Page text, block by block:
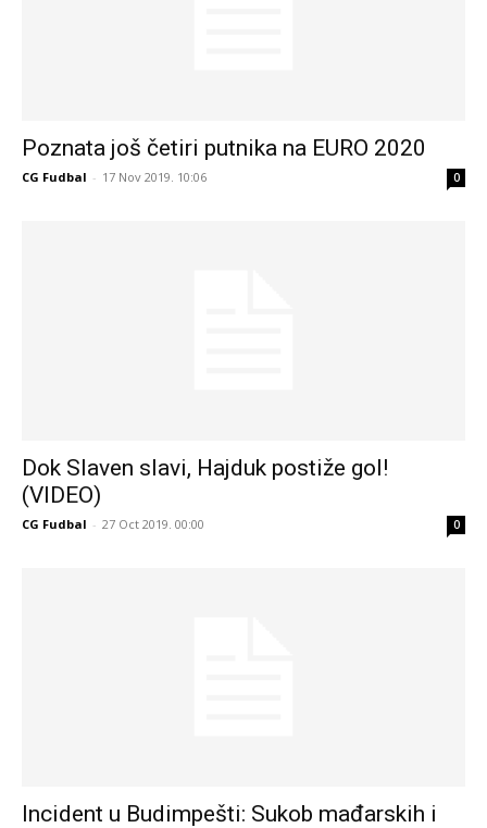
Poznata još četiri putnika na EURO 2020
CG Fudbal - 17 Nov 2019. 10:06 0
Dok Slaven slavi, Hajduk postiže gol!
(VIDEO)
CG Fudbal - 27 Oct 2019. 00:00 0
Incident u Budimpešti: Sukob mađarskih i